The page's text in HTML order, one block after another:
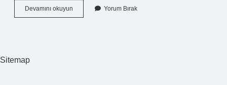
Devamını okuyun Lamacılık
Ne
Yorum Bırak
Sitemap